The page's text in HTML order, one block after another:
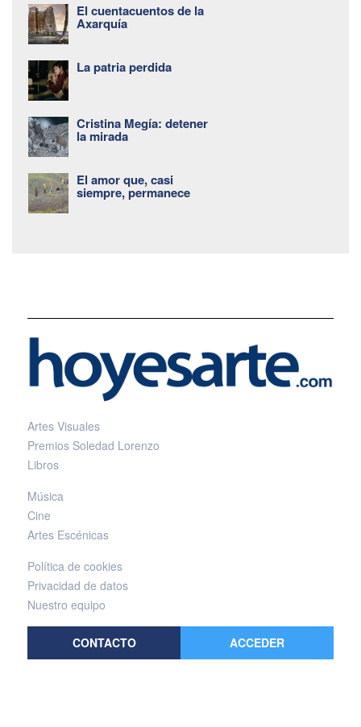
El cuentacuentos de la
Axarquía
La patria perdida
Cristina Megía: detener
la mirada
El amor que, casi
siempre, permanece
Artes Visuales
Premios Soledad Lorenzo
Libros
Música
Cine
Artes Escénicas
Política de cookies
Privacidad de datos
Nuestro equipo
CONTACTO ACCEDER